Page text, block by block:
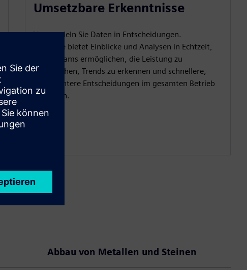
Umsetzbare Erkenntnisse
Verwandeln Sie Daten in Entscheidungen.
OpsSuite bietet Einblicke und Analysen in Echtzeit,
die es Teams ermöglichen, die Leistung zu
überwachen, Trends zu erkennen und schnellere,
intelligentere Entscheidungen im gesamten Betrieb
zu treffen.
Abbau von Metallen und Steinen